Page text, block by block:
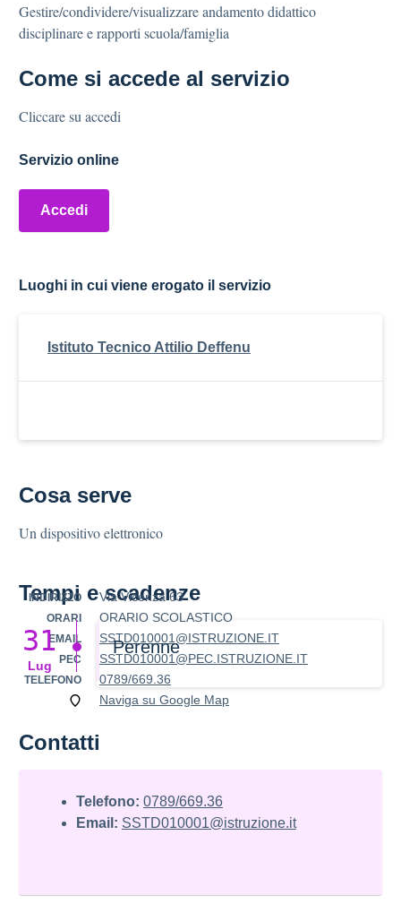
Gestire/condividere/visualizzare andamento didattico
disciplinare e rapporti scuola/famiglia
Come si accede al servizio
Cliccare su accedi
Servizio online
Accedi
Luoghi in cui viene erogato il servizio
Istituto Tecnico Attilio Deffenu
INDIRIZZO Via Vicenza 63
ORARI ORARIO SCOLASTICO
EMAIL SSTD010001@ISTRUZIONE.IT
PEC SSTD010001@PEC.ISTRUZIONE.IT
TELEFONO
0789/669.36
Naviga su Google Map
Cosa serve
Un dispositivo elettronico
Tempi e scadenze
Perenne
31
Lug
Contatti
Telefono: 0789/669.36
Email: SSTD010001@istruzione.it